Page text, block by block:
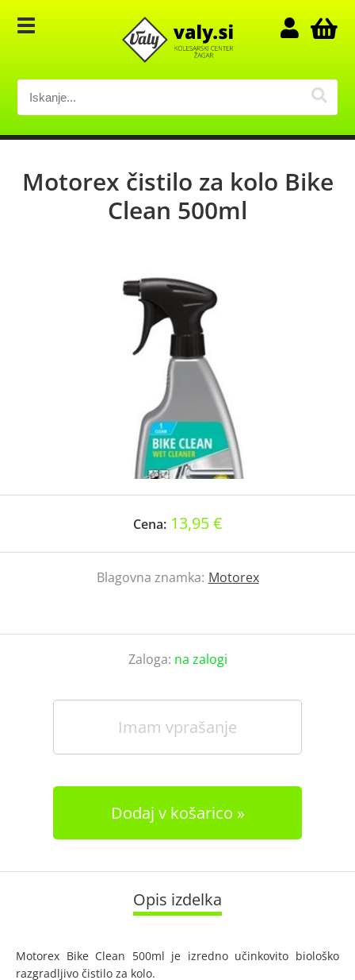
Motorex čistilo za kolo Bike
Clean 500ml
Cena: 13,95 €
Blagovna znamka: Motorex
Zaloga: na zalogi
Imam vprašanje
Dodaj v košarico
Opis izdelka
Motorex Bike Clean 500ml je izredno učinkovito biološko
razgradljivo čistilo za kolo.